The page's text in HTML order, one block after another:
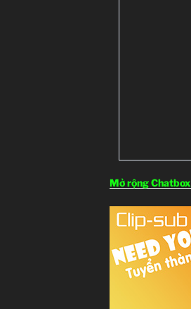
Mở rộng Chatbox